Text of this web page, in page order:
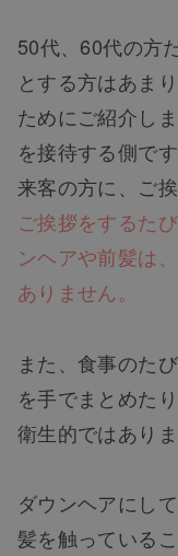
50代、60代の方
とする方はあま
ためにご紹介し
を接待する側で
来客の方に、ご
ご挨拶をするた
ンヘアや前髪は
ありません。
また、食事のた
を手でまとめた
衛生的ではありま
ダウンヘアにし
髪を触っている